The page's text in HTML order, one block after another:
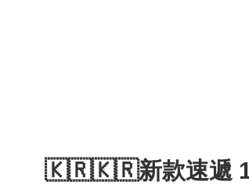
🇰🇷🇰🇷新款速遞